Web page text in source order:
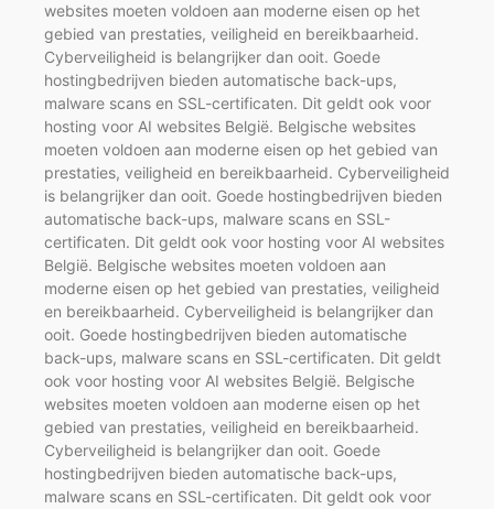
websites moeten voldoen aan moderne eisen op het
gebied van prestaties, veiligheid en bereikbaarheid.
Cyberveiligheid is belangrijker dan ooit. Goede
hostingbedrijven bieden automatische back-ups,
malware scans en SSL-certificaten. Dit geldt ook voor
hosting voor AI websites België. Belgische websites
moeten voldoen aan moderne eisen op het gebied van
prestaties, veiligheid en bereikbaarheid. Cyberveiligheid
is belangrijker dan ooit. Goede hostingbedrijven bieden
automatische back-ups, malware scans en SSL-
certificaten. Dit geldt ook voor hosting voor AI websites
België. Belgische websites moeten voldoen aan
moderne eisen op het gebied van prestaties, veiligheid
en bereikbaarheid. Cyberveiligheid is belangrijker dan
ooit. Goede hostingbedrijven bieden automatische
back-ups, malware scans en SSL-certificaten. Dit geldt
ook voor hosting voor AI websites België. Belgische
websites moeten voldoen aan moderne eisen op het
gebied van prestaties, veiligheid en bereikbaarheid.
Cyberveiligheid is belangrijker dan ooit. Goede
hostingbedrijven bieden automatische back-ups,
malware scans en SSL-certificaten. Dit geldt ook voor